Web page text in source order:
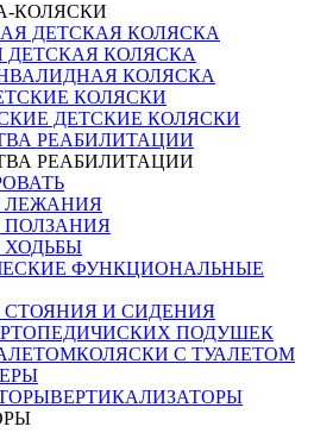
КОЛЯСКИ
ДЕТСКАЯ КОЛЯСКА
КОЛЯСКА
КОЛЯСКА
КОЛЯСКИ
ДЕТСКИЕ КОЛЯСКИ
РЕАБИЛИТАЦИИ
РЕАБИЛИТАЦИИ
ЛЕЖАНИЯ
ФУНКЦИОНАЛЬНЫЕ
И СИДЕНИЯ
ПОДУШЕК
КОЛЯСКИ С ТУАЛЕТОМ
ВЕРТИКАЛИЗАТОРЫ